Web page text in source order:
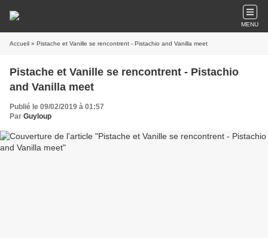
MENU
Accueil » Pistache et Vanille se rencontrent - Pistachio and Vanilla meet
Pistache et Vanille se rencontrent - Pistachio
and Vanilla meet
Publié le 09/02/2019 à 01:57
Par Guyloup